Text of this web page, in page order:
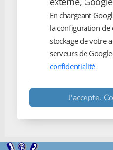
En chargeant
la configuration de
stockage de votre
serveurs de Google.
confidentialité
J'accepte.